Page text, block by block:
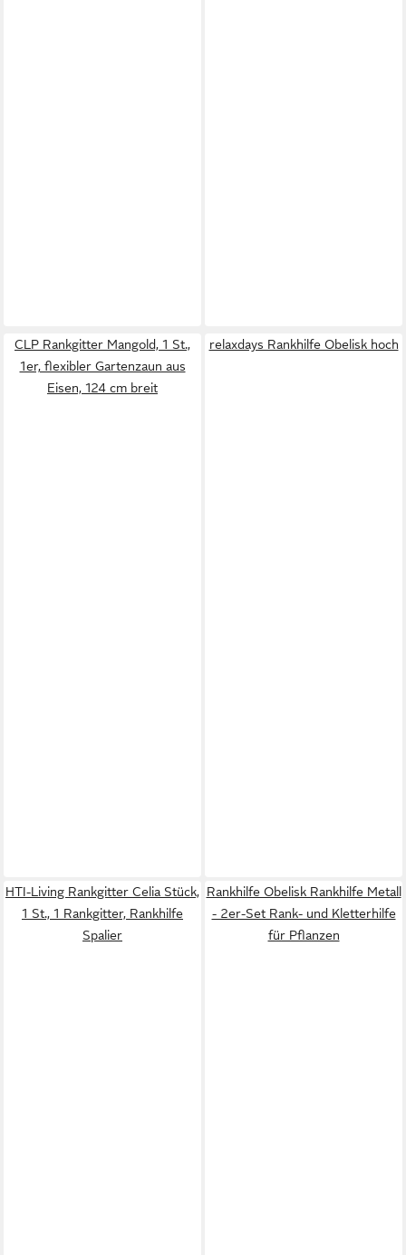
CLP Rankgitter Mangold, 1 St.,
1er, flexibler Gartenzaun aus
Eisen, 124 cm breit
relaxdays Rankhilfe Obelisk hoch
HTI-Living Rankgitter Celia Stück,
1 St., 1 Rankgitter, Rankhilfe
Spalier
Rankhilfe Obelisk Rankhilfe Metall
- 2er-Set Rank- und Kletterhilfe
für Pflanzen